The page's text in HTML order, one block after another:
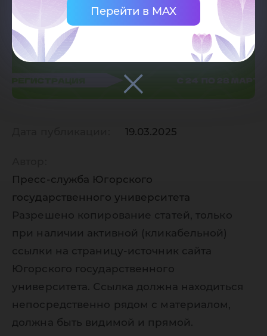
Перейти в MAX
19.03.2025
Пресс-служба Югорского
государственного университета
Разрешено копирование статей, только
при наличии активной (кликабельной)
ссылки на страницу-источник сайта
Югорского государственного
университета. Ссылка должна находиться
непосредственно рядом с материалом,
должна быть видимой и прямой.